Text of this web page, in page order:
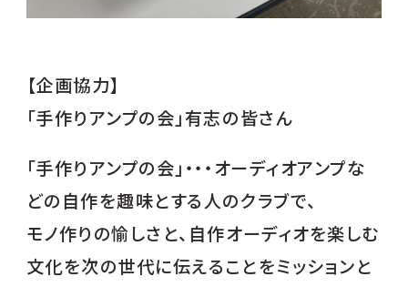
【企画協力】
「手作りアンプの会」有志の皆さん
「手作りアンプの会」・・・オーディオアンプな
どの自作を趣味とする人のクラブで、
モノ作りの愉しさと、自作オーディオを楽しむ
文化を次の世代に伝えることをミッションと